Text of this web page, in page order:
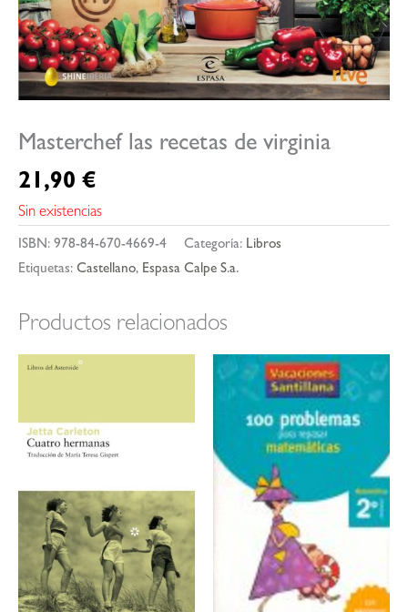
Masterchef las recetas de virginia
21,90 €
Sin existencias
ISBN: 978-84-670-4669-4 Categoría: Libros
Etiquetas: Castellano, Espasa Calpe S.a.
Productos relacionados